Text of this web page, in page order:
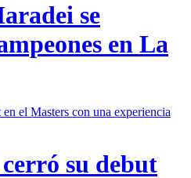
se
en La
su debut